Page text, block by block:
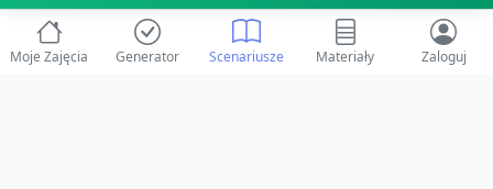
Moje Zajęcia Generator Scenariusze Materiały Zaloguj